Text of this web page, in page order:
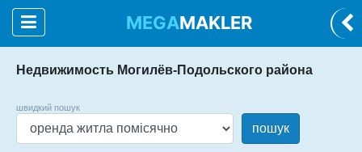
MEGAMAKLER
Недвижимость Могилёв-Подольского района
швидкий пошук
пошук